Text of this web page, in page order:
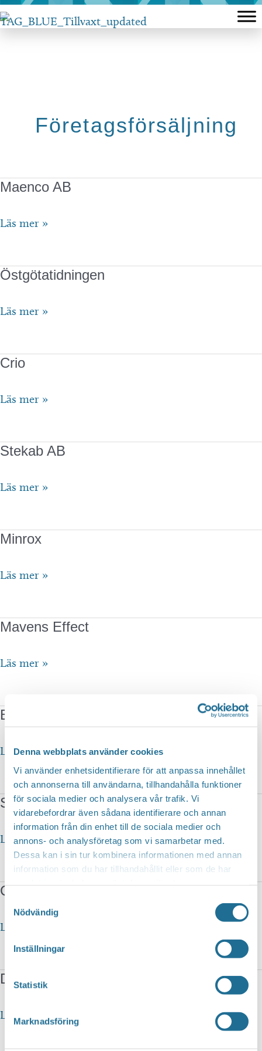
Denna webbplats använder cookies
Vi använder enhetsidentifierare för att anpassa innehållet
och annonserna till användarna, tillhandahålla funktioner
för sociala medier och analysera vår trafik. Vi
vidarebefordrar även sådana identifierare och annan
information från din enhet till de sociala medier och
annons- och analysföretag som vi samarbetar med.
Dessa kan i sin tur kombinera informationen med annan
information som du har tillhandahållit eller som de har
Nödvändig
Inställningar
Statistik
Marknadsföring
Hoppa
till
Företagsförsäljning
Maenco AB
Maenco
Läs mer »
Östgötatidningen
Östgötatidningen
Läs mer »
Crio
Crio
Läs mer »
Stekab AB
Stekab
Läs mer »
Minrox
Minrox
Läs mer »
Mavens Effect
Mavens
Läs mer »
Beans inCup
Beans
inCup
Läs mer »
Skill Skandinavia AB
Skill
Skandinavia
Läs mer »
Combisport
Combisport
Läs mer »
Dynudden Konsult
Dynudden
Läs mer »